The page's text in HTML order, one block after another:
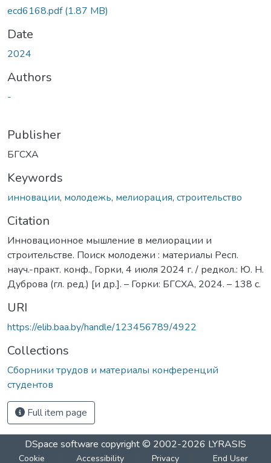
ecd6168.pdf(1.87 MB)
Date
2024
Authors
-
Publisher
БГСХА
Keywords
инновации, молодежь, мелиорация, строительство
Citation
Инновационное мышление в мелиорации и
строительстве. Поиск молодежи : материалы Респ.
науч.-практ. конф., Горки, 4 июля 2024 г. / редкол.: Ю. Н.
Дуброва (гл. ред.) [и др.]. – Горки: БГСХА, 2024. – 138 с.
URI
https://elib.baa.by/handle/123456789/4922
Collections
Сборники трудов и материалы конференций
студентов
Full item page
DSpace software copyright © 2002-2026 LYRASIS
Cookie Accessibility Privacy End User